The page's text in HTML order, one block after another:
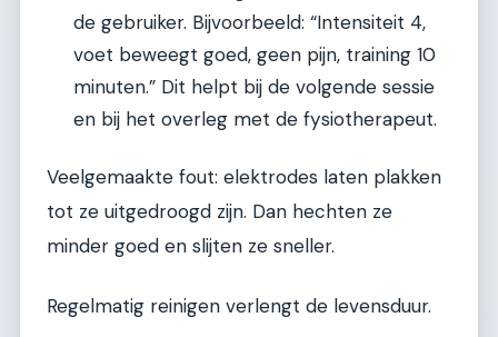
de gebruiker. Bijvoorbeeld: “Intensiteit 4,
voet beweegt goed, geen pijn, training 10
minuten.” Dit helpt bij de volgende sessie
en bij het overleg met de fysiotherapeut.
Veelgemaakte fout: elektrodes laten plakken
tot ze uitgedroogd zijn. Dan hechten ze
minder goed en slijten ze sneller.
Regelmatig reinigen verlengt de levensduur.